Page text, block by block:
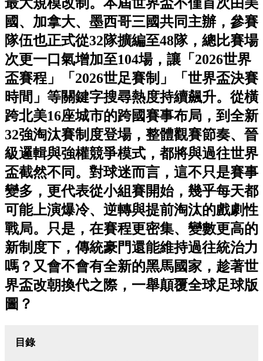
最大規模改制。本屆世界盃不僅首次由美
國、加拿大、墨西哥三國共同主辦，參賽
隊伍也正式從32隊擴編至48隊，總比賽場
次更一口氣增加至104場，讓「2026世界
盃賽程」「2026世足賽制」「世界盃決賽
時間」等關鍵字搜尋熱度持續飆升。從橫
跨北美16座城市的跨國賽事布局，到全新
32強淘汰賽制度登場，整體觀賽節奏、晉
級邏輯與強權競爭模式，都將與過往世界
盃截然不同。對球迷而言，這不只是賽事
變多，更代表從小組賽開始，幾乎每天都
可能上演爆冷、逆轉與提前淘汰的戲劇性
戰局。只是，在賽程更密集、變數更高的
新制度下，傳統豪門還能維持過往統治力
嗎？又會不會有全新的黑馬國家，趁著世
界盃改朝換代之際，一舉顛覆全球足球版
圖？
目錄